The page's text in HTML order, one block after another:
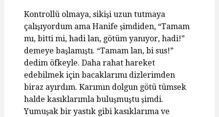
Kontrollü olmaya, sikişi uzun tutmaya
çalışıyordum ama Hanife şimdiden, “Tamam
mı, bitti mi, hadi lan, götüm yanıyor, hadi!”
demeye başlamıştı. “Tamam lan, bi sus!”
dedim öfkeyle. Daha rahat hareket
edebilmek için bacaklarımı dizlerimden
biraz ayırdım. Karımın dolgun götü tümsek
halde kasıklarımla buluşmuştu şimdi.
Yumuşak bir yastık gibi kasıklarıma ve